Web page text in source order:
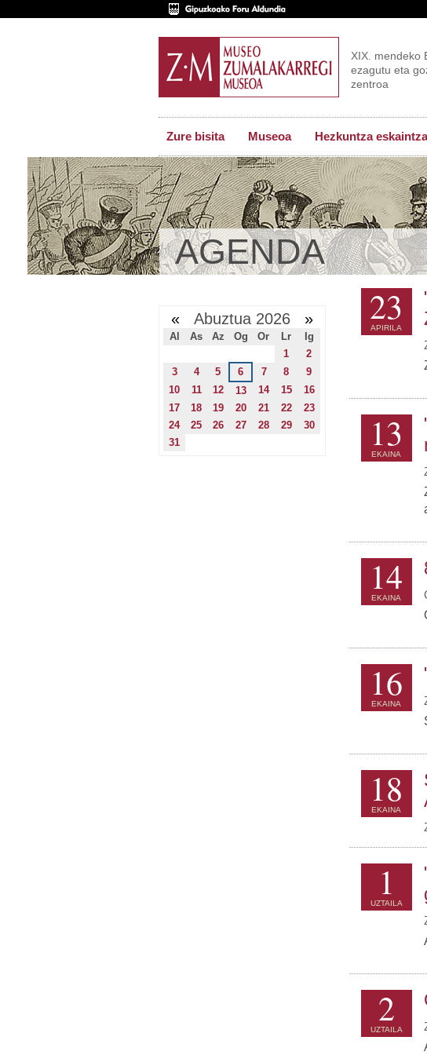
XIX. mendeko
ezagutu eta
zentroa
Zure bisita Museoa Hezkuntza eskaintza
AGENDA
23
APIRILA
13
EKAINA
14
EKAINA
16
EKAINA
18
EKAINA
1
UZTAILA
2
UZTAILA
« Abuztua 2026 »
Al As Az Og Or Lr
Ig
1
2
3
4 5 6 7 8
9
10
11 12 13 14 15
16
17
18 19 20 21 22
23
24
25 26 27 28 29
30
31